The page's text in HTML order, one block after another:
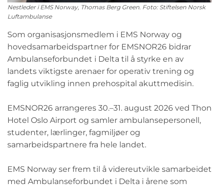
Nestleder i EMS Norway, Thomas Berg Green. Foto: Stiftelsen Norsk
Luftambulanse
Som organisasjonsmedlem i EMS Norway og
hovedsamarbeidspartner for EMSNOR26 bidrar
Ambulanseforbundet i Delta til å styrke en av
landets viktigste arenaer for operativ trening og
faglig utvikling innen prehospital akuttmedisin.
EMSNOR26 arrangeres 30.–31. august 2026 ved Thon
Hotel Oslo Airport og samler ambulansepersonell,
studenter, lærlinger, fagmiljøer og
samarbeidspartnere fra hele landet.
EMS Norway ser frem til å videreutvikle samarbeidet
med Ambulanseforbundet i Delta i årene som